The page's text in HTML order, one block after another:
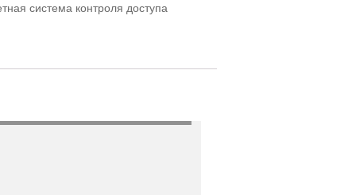
система контроля доступа